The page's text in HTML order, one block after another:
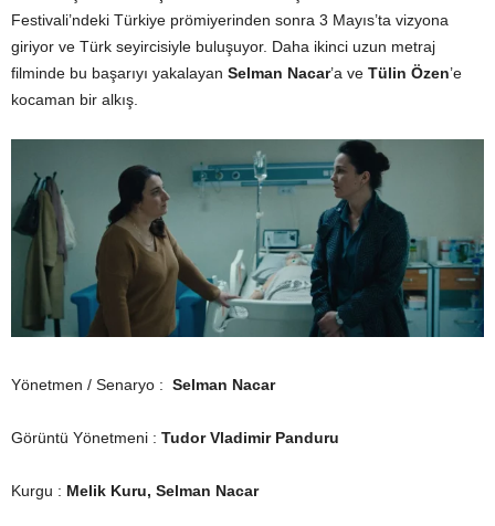
Festivali’ndeki Türkiye prömiyerinden sonra 3 Mayıs’ta vizyona
giriyor ve Türk seyircisiyle buluşuyor. Daha ikinci uzun metraj
filminde bu başarıyı yakalayan Selman Nacar’a ve Tülin Özen’e
kocaman bir alkış.
Yönetmen / Senaryo : Selman Nacar
Görüntü Yönetmeni : Tudor Vladimir Panduru
Kurgu : Melik Kuru, Selman Nacar